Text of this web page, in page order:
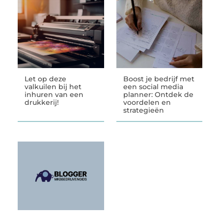
Let op deze
valkuilen bij het
inhuren van een
drukkerij!
Boost je bedrijf met
een social media
planner: Ontdek de
voordelen en
strategieën